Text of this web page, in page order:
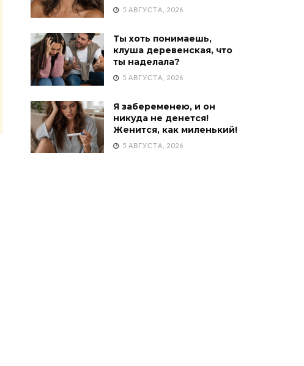
5 АВГУСТА, 2026
Ты хоть понимаешь,
клуша деревенская, что
ты наделала?
5 АВГУСТА, 2026
Я забеременею, и он
никуда не денется!
Женится, как миленький!
5 АВГУСТА, 2026